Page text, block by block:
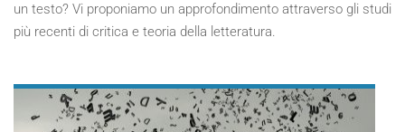
un testo? Vi proponiamo un approfondimento attraverso gli studi
più recenti di critica e teoria della letteratura.